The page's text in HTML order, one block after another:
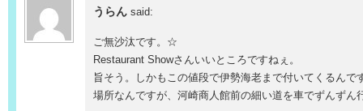
うらん said:
ご無沙汰です。☆
Restaurant Showさんいいところですねぇ。
旨そう。しかもこの値段で伊勢海老まで付いてくるんで
場所なんですが、河崎商人館前の細い道を車でずんずん